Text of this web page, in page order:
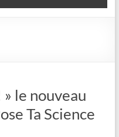
» le nouveau
Ta Science